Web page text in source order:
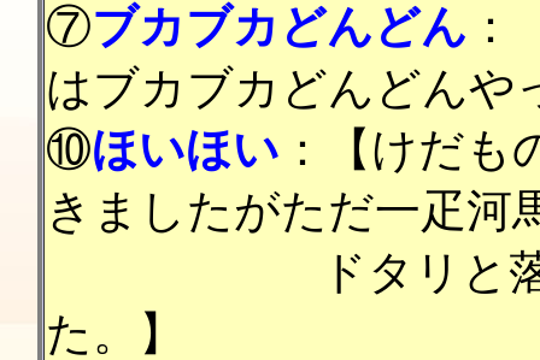
⑦ブカブカどんどん
はブカブカどんどんや
⑩ほいほい ：【けだ
きましたがただ一疋河
ドタリと落ちて
た。】